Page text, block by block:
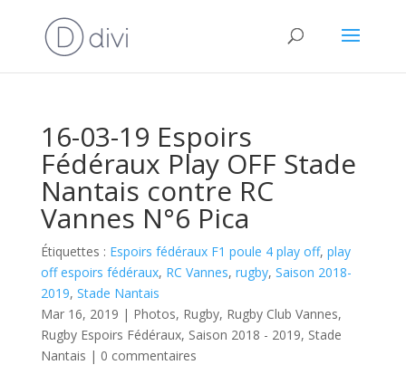
16-03-19 Espoirs
Fédéraux Play OFF Stade
Nantais contre RC
Vannes N°6 Pica
Étiquettes : Espoirs fédéraux F1 poule 4 play off, play
off espoirs fédéraux, RC Vannes, rugby, Saison 2018-
2019, Stade Nantais
Mar 16, 2019 | Photos, Rugby, Rugby Club Vannes,
Rugby Espoirs Fédéraux, Saison 2018 - 2019, Stade
Nantais | 0 commentaires